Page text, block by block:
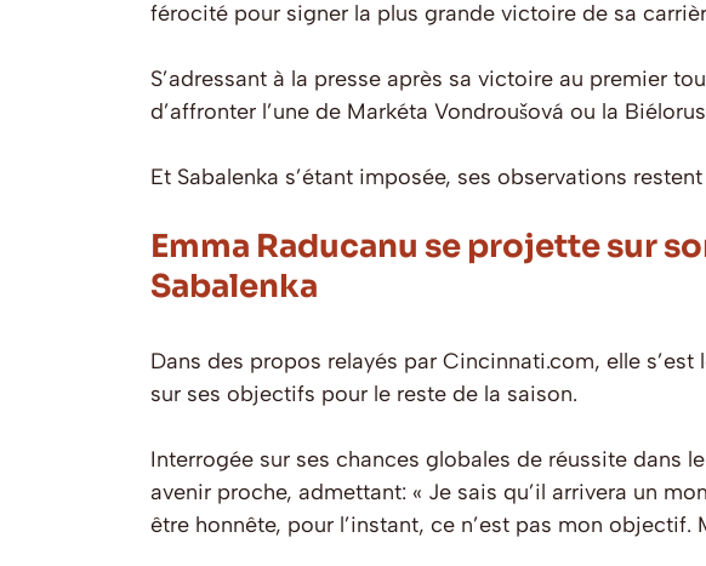
férocité pour signer la plus grande victoire de sa
S’adressant à la presse après sa victoire au premier
d’affronter l’une de Markéta Vondroušová ou la
Et Sabalenka s’étant imposée, ses observations
Emma Raducanu se projette sur
Sabalenka
Dans des propos relayés par Cincinnati.com, elle
sur ses objectifs pour le reste de la saison.
Interrogée sur ses chances globales de réussite dans
avenir proche, admettant: « Je sais qu’il arrivera un
être honnête, pour l’instant, ce n’est pas mon